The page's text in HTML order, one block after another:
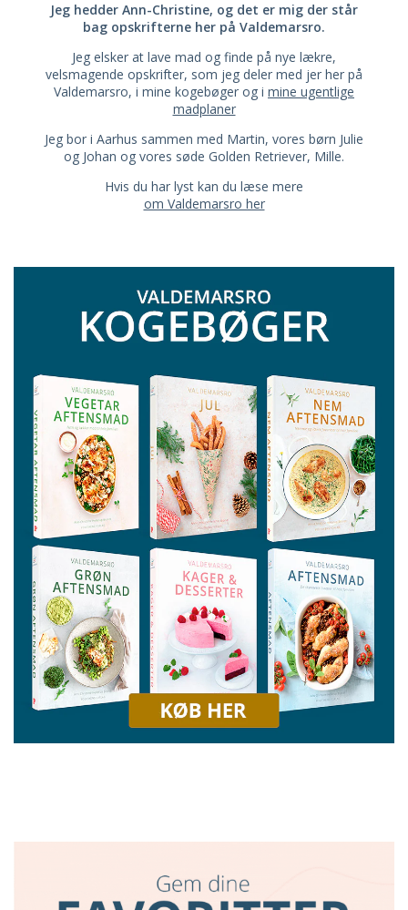
Jeg hedder Ann-Christine, og det er mig der står
bag opskrifterne her på Valdemarsro.
Jeg elsker at lave mad og finde på nye lækre,
velsmagende opskrifter, som jeg deler med jer her på
Valdemarsro, i mine kogebøger og i mine ugentlige
madplaner
Jeg bor i Aarhus sammen med Martin, vores børn Julie
og Johan og vores søde Golden Retriever, Mille.
Hvis du har lyst kan du læse mere
om Valdemarsro her